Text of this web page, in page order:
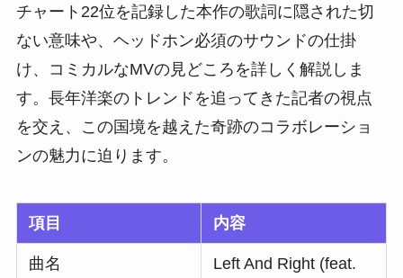
チャート22位を記録した本作の歌詞に隠された切
ない意味や、ヘッドホン必須のサウンドの仕掛
け、コミカルなMVの見どころを詳しく解説しま
す。長年洋楽のトレンドを追ってきた記者の視点
を交え、この国境を越えた奇跡のコラボレーショ
ンの魅力に迫ります。
項目 内容
曲名
Left And Right (feat.